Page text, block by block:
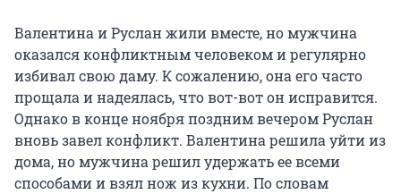
Валентина и Руслан жили вместе, но мужчина
оказался конфликтным человеком и регулярно
избивал свою даму. К сожалению, она его часто
прощала и надеялась, что вот-вот он исправится.
Однако в конце ноября поздним вечером Руслан
вновь завел конфликт. Валентина решила уйти из
дома, но мужчина решил удержать ее всеми
способами и взял нож из кухни. По словам